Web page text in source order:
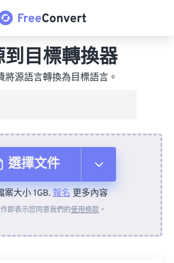
到目標轉換器
將源語言轉換為目標語言。
選擇文件
來自裝置
案大小 1GB.報名更多內容
即表示您同意我們的使用條款 。